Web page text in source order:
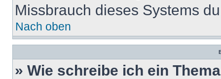
Missbrauch dieses Systems
Nach oben
» Wie schreibe ich ein